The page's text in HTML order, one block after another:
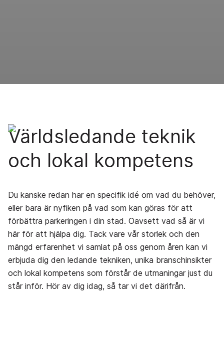
Världsledande teknik
och lokal kompetens
Du kanske redan har en specifik idé om vad du behöver,
eller bara är nyfiken på vad som kan göras för att
förbättra parkeringen i din stad. Oavsett vad så är vi
här för att hjälpa dig. Tack vare vår storlek och den
mängd erfarenhet vi samlat på oss genom åren kan vi
erbjuda dig den ledande tekniken, unika branschinsikter
och lokal kompetens som förstår de utmaningar just du
står inför. Hör av dig idag, så tar vi det därifrån.